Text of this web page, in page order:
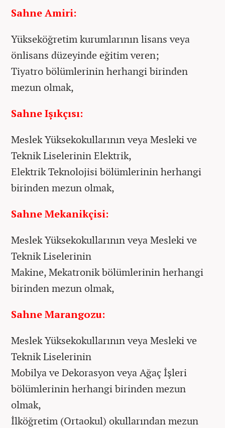
Sahne Amiri:
Yükseköğretim kurumlarının lisans veya
önlisans düzeyinde eğitim veren;
Tiyatro bölümlerinin herhangi birinden
mezun olmak,
Sahne Işıkçısı:
Meslek Yüksekokullarının veya Mesleki ve
Teknik Liselerinin Elektrik,
Elektrik Teknolojisi bölümlerinin herhangi
birinden mezun olmak,
Sahne Mekanikçisi:
Meslek Yüksekokullarının veya Mesleki ve
Teknik Liselerinin
Makine, Mekatronik bölümlerinin herhangi
birinden mezun olmak,
Sahne Marangozu:
Meslek Yüksekokullarının veya Mesleki ve
Teknik Liselerinin
Mobilya ve Dekorasyon veya Ağaç İşleri
bölümlerinin herhangi birinden mezun
olmak,
İlköğretim (Ortaokul) okullarından mezun